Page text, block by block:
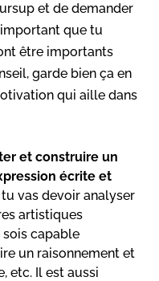
et de demander
que tu
être importants
garde bien ça en
qui aille dans
et construire un
écrite et
vas devoir analyser
artistiques
capable
un raisonnement et
etc. Il est aussi